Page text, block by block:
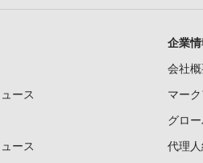
ース
ース
企業情
会社
マー
グロ
代理